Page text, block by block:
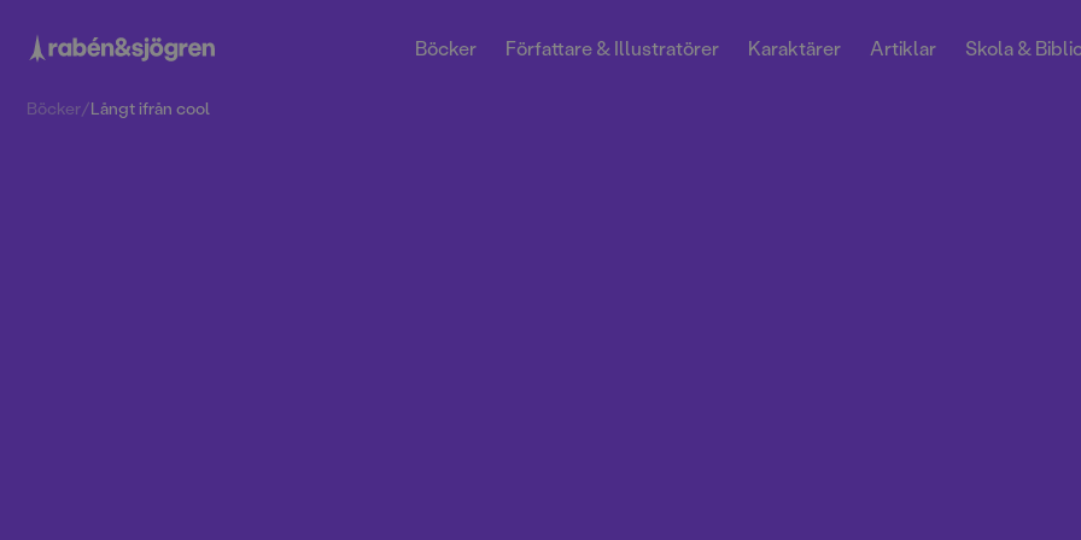
Böcker Författare & Illustratörer Karaktärer Artiklar Skola &
Böcker/Långt ifrån cool